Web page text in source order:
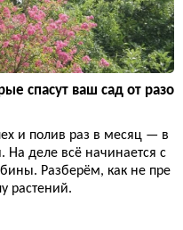
спасут ваш сад от разо
и полив раз в месяц — в
На деле всё начинается с
Разберём, как не пре
растений.